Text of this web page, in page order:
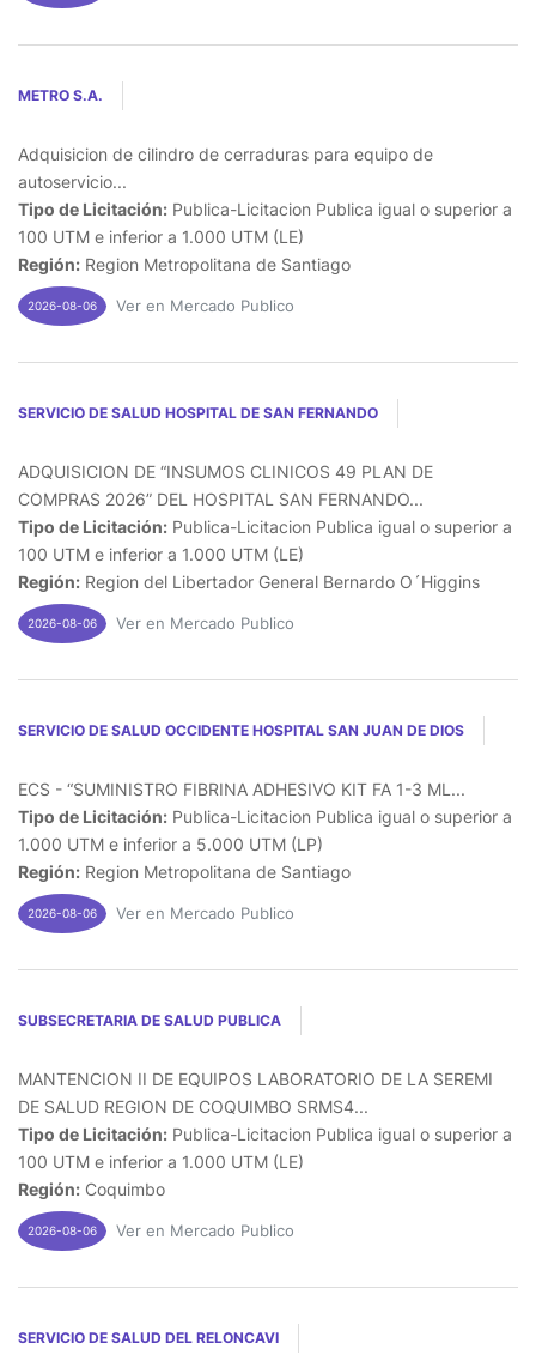
METRO S.A.
Adquisicion de cilindro de cerraduras para equipo de
autoservicio...
Tipo de Licitación: Publica-Licitacion Publica igual o superior a
100 UTM e inferior a 1.000 UTM (LE)
Región: Region Metropolitana de Santiago
2026-08-06 Ver en Mercado Publico
SERVICIO DE SALUD HOSPITAL DE SAN FERNANDO
ADQUISICION DE “INSUMOS CLINICOS 49 PLAN DE
COMPRAS 2026” DEL HOSPITAL SAN FERNANDO...
Tipo de Licitación: Publica-Licitacion Publica igual o superior a
100 UTM e inferior a 1.000 UTM (LE)
Región: Region del Libertador General Bernardo O´Higgins
2026-08-06 Ver en Mercado Publico
SERVICIO DE SALUD OCCIDENTE HOSPITAL SAN JUAN DE DIOS
ECS - “SUMINISTRO FIBRINA ADHESIVO KIT FA 1-3 ML...
Tipo de Licitación: Publica-Licitacion Publica igual o superior a
1.000 UTM e inferior a 5.000 UTM (LP)
Región: Region Metropolitana de Santiago
2026-08-06 Ver en Mercado Publico
SUBSECRETARIA DE SALUD PUBLICA
MANTENCION II DE EQUIPOS LABORATORIO DE LA SEREMI
DE SALUD REGION DE COQUIMBO SRMS4...
Tipo de Licitación: Publica-Licitacion Publica igual o superior a
100 UTM e inferior a 1.000 UTM (LE)
Región: Coquimbo
2026-08-06 Ver en Mercado Publico
SERVICIO DE SALUD DEL RELONCAVI